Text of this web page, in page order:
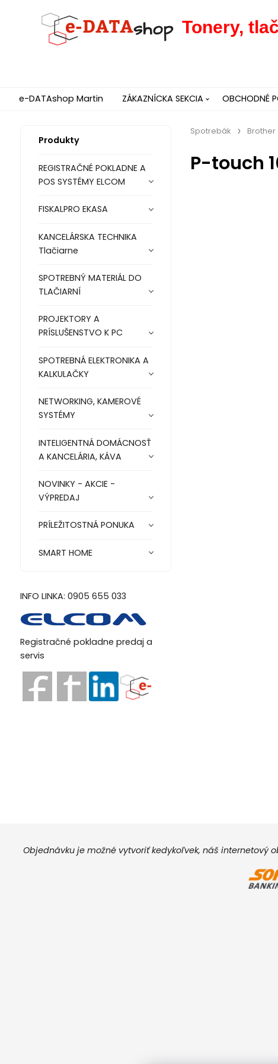
Tonery,
e-DATAshop Martin ZÁKAZNÍCKA SEKCIA OBCHODNÉ
Produkty
REGISTRAČNÉ POKLADNE A
POS SYSTÉMY ELCOM
FISKALPRO EKASA
KANCELÁRSKA TECHNIKA
Tlačiarne
SPOTREBNÝ MATERIÁL DO
TLAČIARNÍ
PROJEKTORY A
PRÍSLUŠENSTVO K PC
SPOTREBNÁ ELEKTRONIKA A
KALKULAČKY
NETWORKING, KAMEROVÉ
SYSTÉMY
INTELIGENTNÁ DOMÁCNOSŤ
A KANCELÁRIA, KÁVA
NOVINKY - AKCIE -
VÝPREDAJ
PRÍLEŽITOSTNÁ PONUKA
SMART HOME
INFO LINKA: 0905 655 033
Registračné pokladne predaj a
servis
Spotrebák Brother
P-touch
Objednávku je možné vytvoriť kedykoľvek, náš